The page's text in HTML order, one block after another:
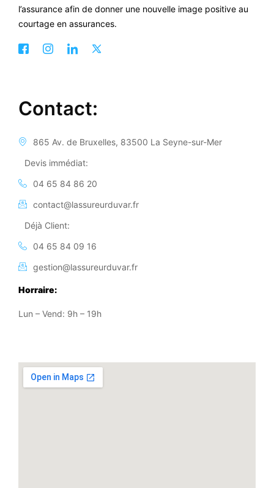
l’assurance afin de donner une nouvelle image positive au
courtage en assurances.
Contact:
865 Av. de Bruxelles, 83500 La Seyne-sur-Mer
Devis immédiat:
04 65 84 86 20
contact@lassureurduvar.fr
Déjà Client:
04 65 84 09 16
gestion@lassureurduvar.fr
Horraire:
Lun – Vend: 9h – 19h